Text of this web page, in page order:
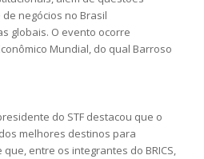
negócios no Brasil
globais. O evento ocorre
Mundial, do qual Barroso
do STF destacou que o
melhores destinos para
entre os integrantes do BRICS,